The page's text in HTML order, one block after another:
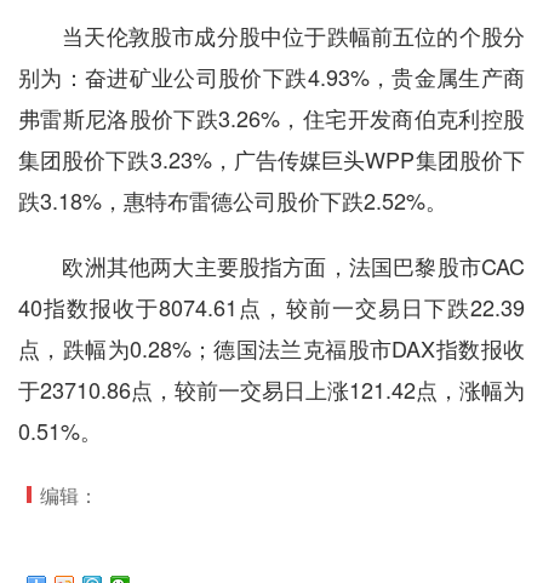
当天伦敦股市成分股中位于跌幅前五位的个股分
别为：奋进矿业公司股价下跌4.93%，贵金属生产商
弗雷斯尼洛股价下跌3.26%，住宅开发商伯克利控股
集团股价下跌3.23%，广告传媒巨头WPP集团股价下
跌3.18%，惠特布雷德公司股价下跌2.52%。
欧洲其他两大主要股指方面，法国巴黎股市CAC
40指数报收于8074.61点，较前一交易日下跌22.39
点，跌幅为0.28%；德国法兰克福股市DAX指数报收
于23710.86点，较前一交易日上涨121.42点，涨幅为
0.51%。
编辑：